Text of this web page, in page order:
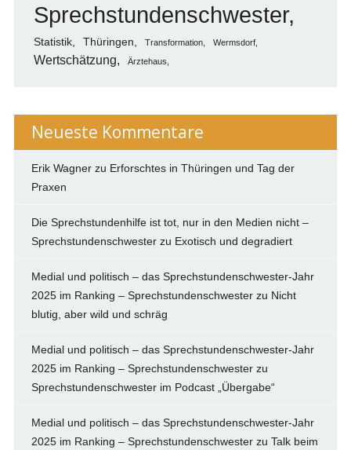
Sprechstundenschwester
Statistik Thüringen Transformation Wermsdorf
Wertschätzung Ärztehaus
Neueste Kommentare
Erik Wagnerzu Erforschtes in Thüringen und Tag der
Praxen
Die Sprechstundenhilfe ist tot, nur in den Medien nicht –
Sprechstundenschwesterzu Exotisch und degradiert
Medial und politisch – das Sprechstundenschwester-Jahr
2025 im Ranking – Sprechstundenschwesterzu Nicht
blutig, aber wild und schräg
Medial und politisch – das Sprechstundenschwester-Jahr
2025 im Ranking – Sprechstundenschwesterzu
Sprechstundenschwester im Podcast „Übergabe“
Medial und politisch – das Sprechstundenschwester-Jahr
2025 im Ranking – Sprechstundenschwesterzu Talk beim